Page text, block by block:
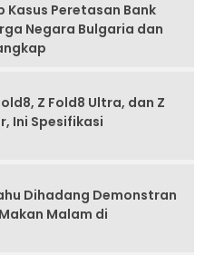
Kasus Peretasan Bank
Negara Bulgaria dan
Z Fold8 Ultra, dan Z
Ini Spesifikasi
Dihadang Demonstran
Malam di